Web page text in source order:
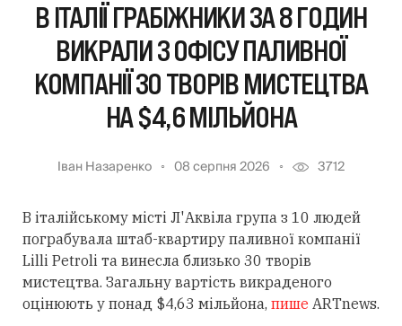
В ІТАЛІЇ ГРАБІЖНИКИ ЗА 8 ГОДИН
ВИКРАЛИ З ОФІСУ ПАЛИВНОЇ
КОМПАНІЇ 30 ТВОРІВ МИСТЕЦТВА
НА $4,6 МІЛЬЙОНА
Іван Назаренко 08 серпня 2026 3712
В італійському місті Л'Аквіла група з 10 людей
пограбувала штаб-квартиру паливної компанії
Lilli Petroli та винесла близько 30 творів
мистецтва. Загальну вартість викраденого
оцінюють у понад $4,63 мільйона, пише ARTnews.